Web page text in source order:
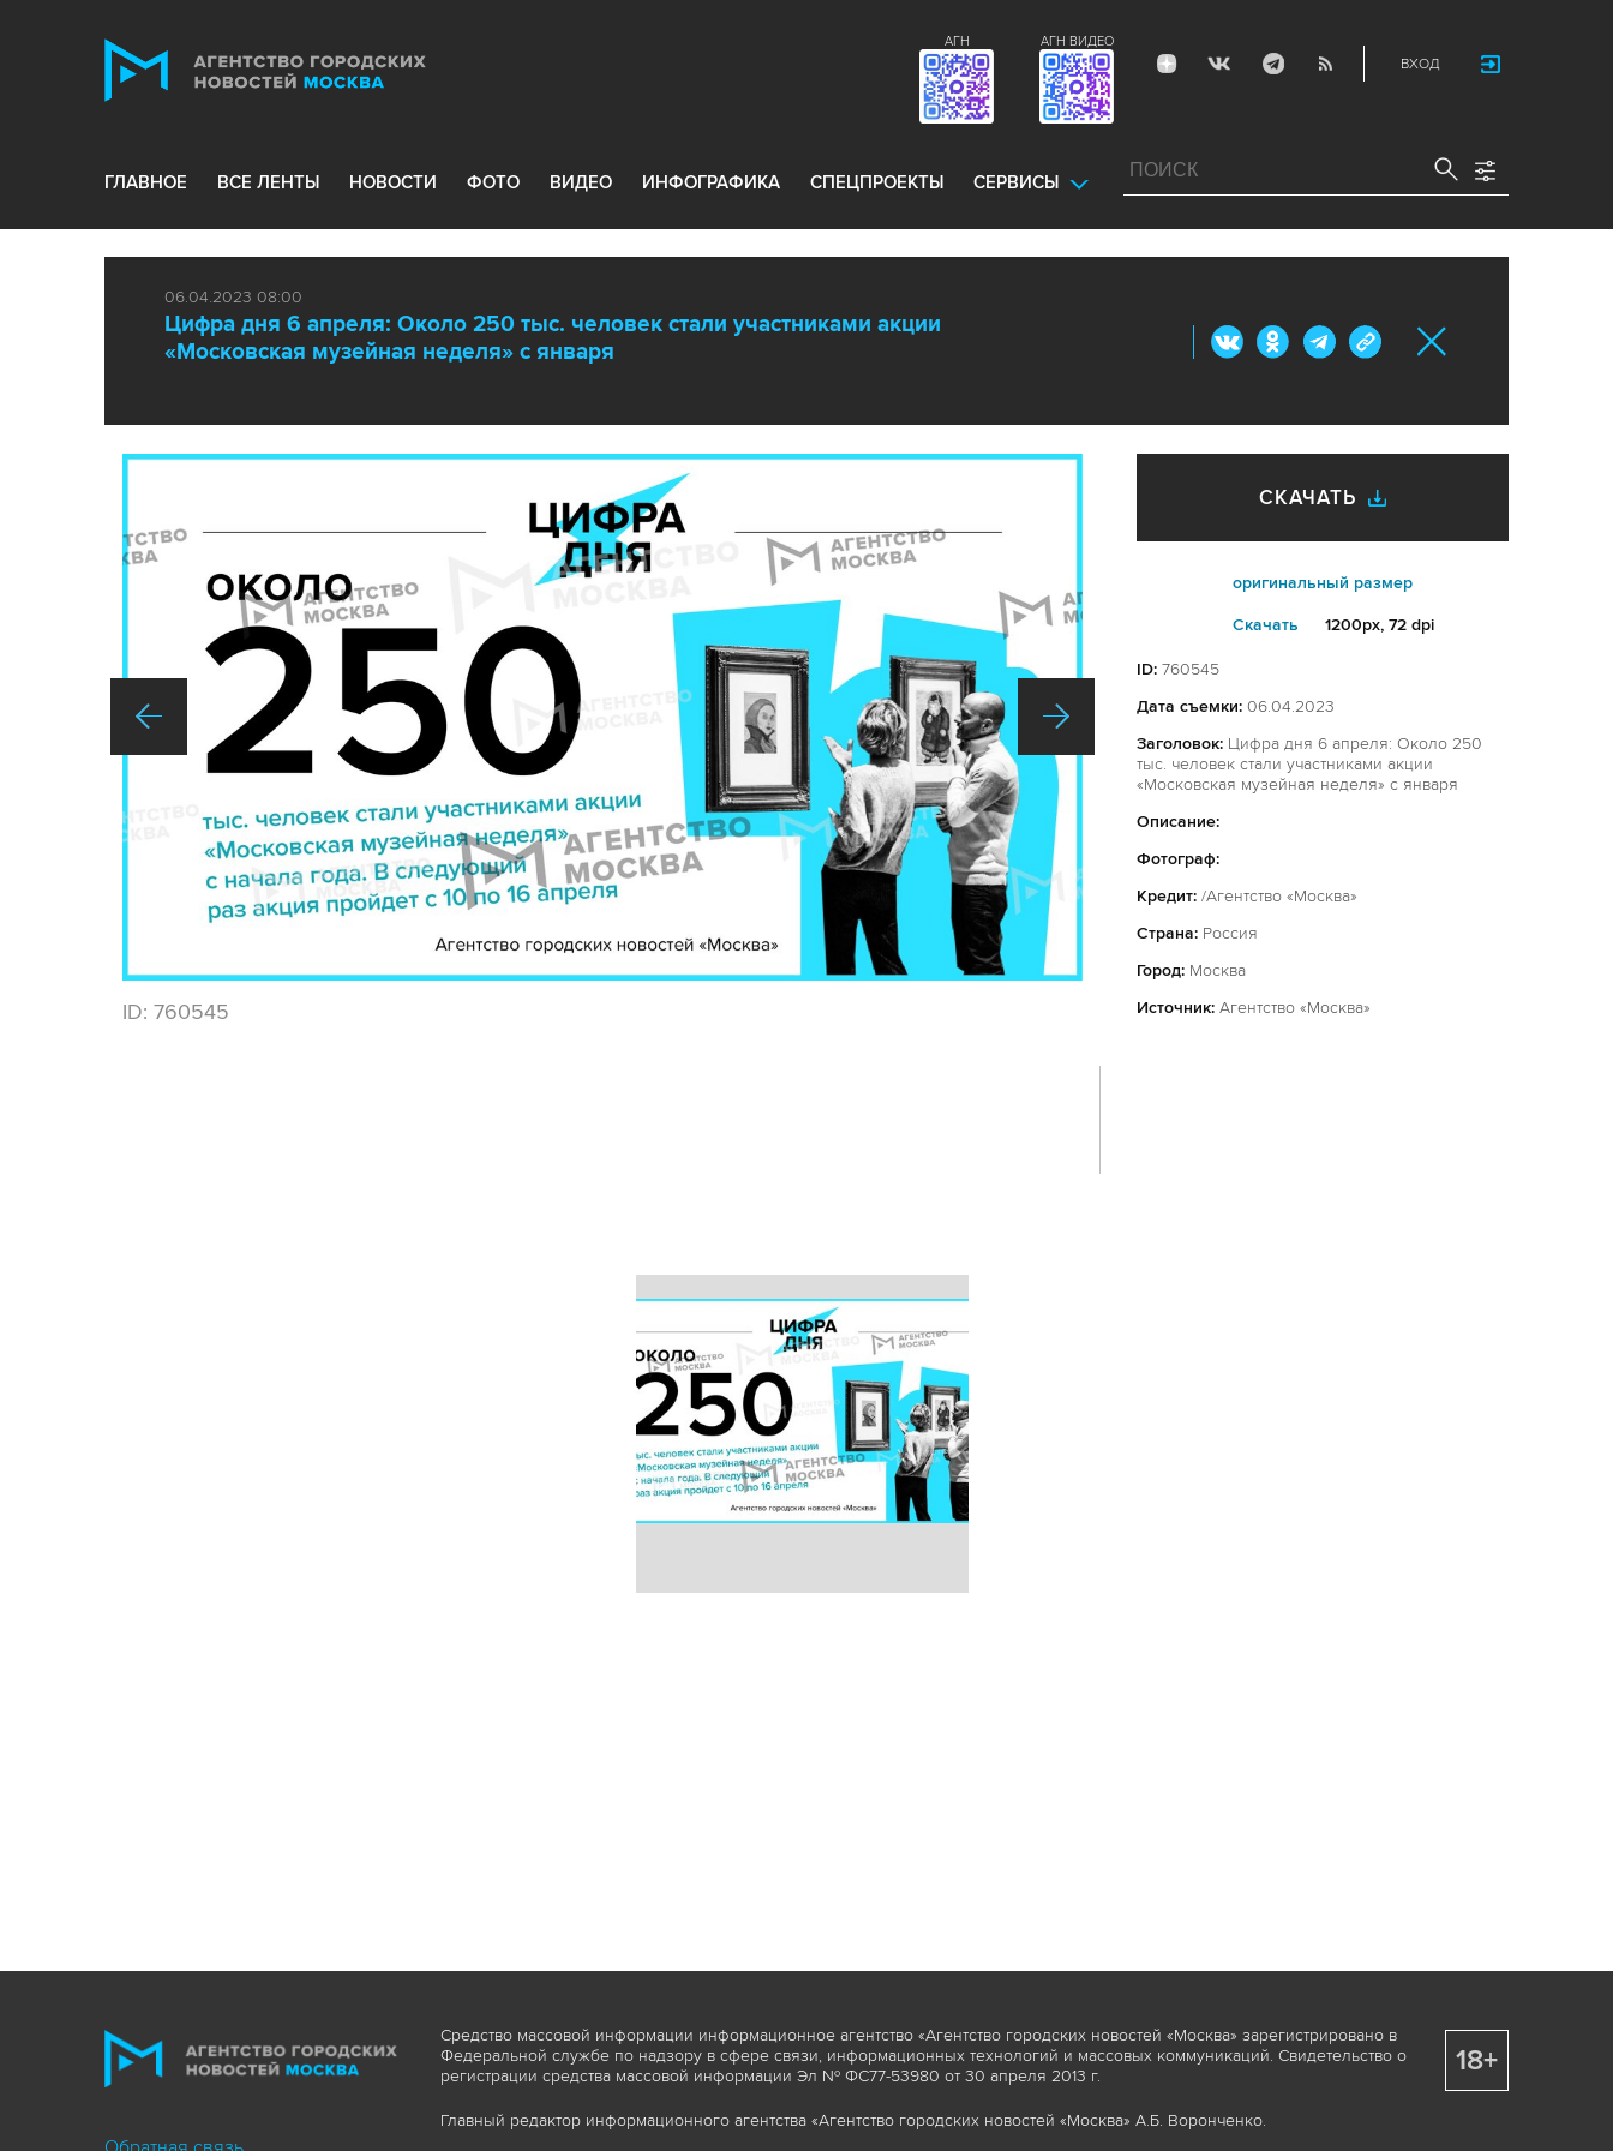
ВХОД
АГН ВИДЕО
АГН
ГЛАВНОЕ ВСЕ ЛЕНТЫ НОВОСТИ ФОТО ВИДЕО ИНФОГРАФИКА СПЕЦПРОЕКТЫ СЕРВИСЫ
06.04.2023 08:00
Цифра дня 6 апреля: Около 250 тыс. человек стали участниками акции
«Московская музейная неделя» с января
ID: 760545
СКАЧАТЬ
оригинальный размер
Cкачать 1200px, 72 dpi
ID: 760545
Дата съемки: 06.04.2023
Заголовок: Цифра дня 6 апреля: Около 250
тыс. человек стали участниками акции
«Московская музейная неделя» с января
Описание:
Фотограф:
Кредит: /Агентство «Москва»
Страна: Россия
Город: Москва
Источник: Агентство «Москва»
Средство массовой информации информационное агентство «Агентство городских новостей «Москва» зарегистрировано в
Федеральной службе по надзору в сфере связи, информационных технологий и массовых коммуникаций. Свидетельство о
регистрации средства массовой информации Эл № ФС77-53980 от 30 апреля 2013 г.
Главный редактор информационного агентства «Агентство городских новостей «Москва» А.Б. Воронченко.
18+